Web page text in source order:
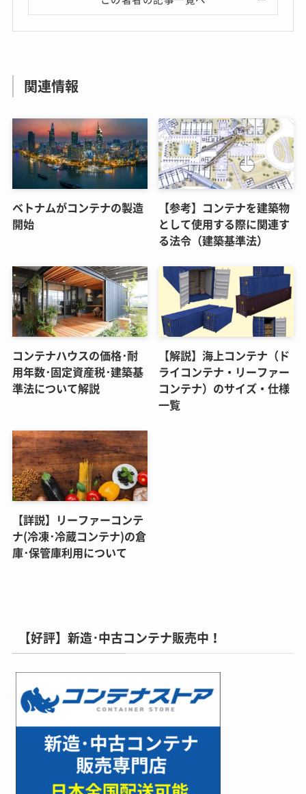
関連情報
ベトナムがコンテナの製造
開始
【参考】コンテナを建築物
として使用する際に関連す
る法令（建築基準法）
コンテナハウスの価格･耐
用年数･固定資産税･建築基
準法について解説
【解説】海上コンテナ（ド
ライコンテナ・リーファー
コンテナ）のサイズ・仕様
一覧
【詳説】リーファーコンテ
ナ(冷凍･冷蔵コンテナ)の倉
庫･保管庫利用について
【好評】新造･中古コンテナ販売中！